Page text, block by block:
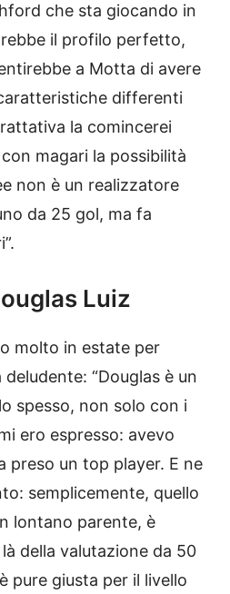
che sta giocando in
il profilo perfetto,
a Motta di avere
differenti
la comincerei
magari la possibilità
non è un realizzatore
da 25 gol, ma fa
Luiz
molto in estate per
“Douglas è un
spesso, non solo con i
ero espresso: avevo
preso un top player. E ne
semplicemente, quello
lontano parente, è
della valutazione da 50
pure giusta per il livello